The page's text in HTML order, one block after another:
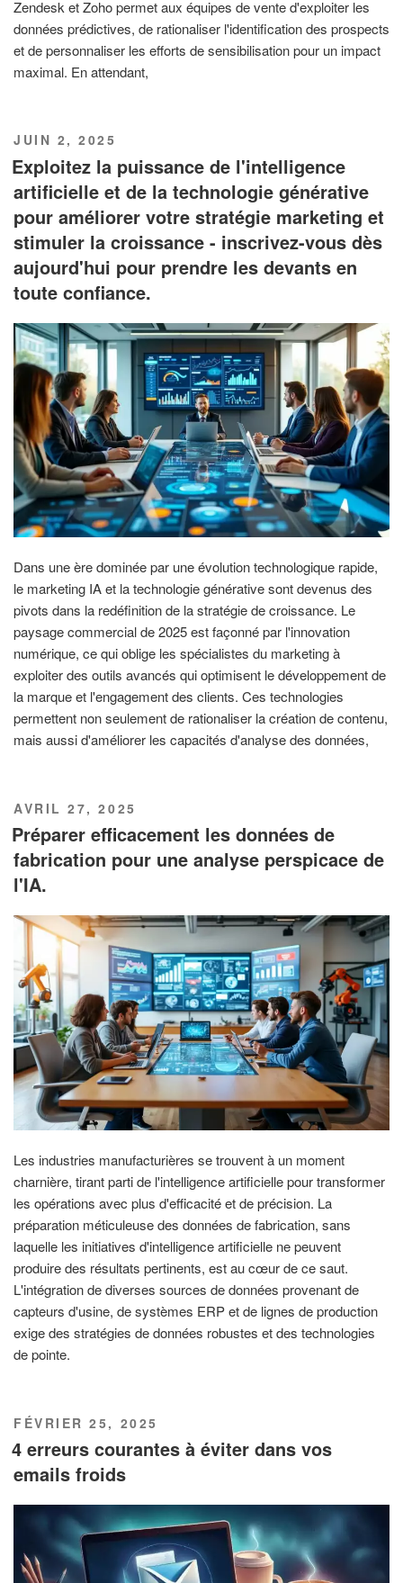
Zendesk et Zoho permet aux équipes de vente d'exploiter les
données prédictives, de rationaliser l'identification des prospects
et de personnaliser les efforts de sensibilisation pour un impact
maximal. En attendant,
PUBLIÉ
LE
JUIN 2, 2025
Exploitez la puissance de l'intelligence
artificielle et de la technologie générative
pour améliorer votre stratégie marketing et
stimuler la croissance - inscrivez-vous dès
aujourd'hui pour prendre les devants en
toute confiance.
Dans une ère dominée par une évolution technologique rapide,
le marketing IA et la technologie générative sont devenus des
pivots dans la redéfinition de la stratégie de croissance. Le
paysage commercial de 2025 est façonné par l'innovation
numérique, ce qui oblige les spécialistes du marketing à
exploiter des outils avancés qui optimisent le développement de
la marque et l'engagement des clients. Ces technologies
permettent non seulement de rationaliser la création de contenu,
mais aussi d'améliorer les capacités d'analyse des données,
PUBLIÉ
LE
AVRIL 27, 2025
Préparer efficacement les données de
fabrication pour une analyse perspicace de
l'IA.
Les industries manufacturières se trouvent à un moment
charnière, tirant parti de l'intelligence artificielle pour transformer
les opérations avec plus d'efficacité et de précision. La
préparation méticuleuse des données de fabrication, sans
laquelle les initiatives d'intelligence artificielle ne peuvent
produire des résultats pertinents, est au cœur de ce saut.
L'intégration de diverses sources de données provenant de
capteurs d'usine, de systèmes ERP et de lignes de production
exige des stratégies de données robustes et des technologies
de pointe.
PUBLIÉ
LE
FÉVRIER 25, 2025
4 erreurs courantes à éviter dans vos
emails froids